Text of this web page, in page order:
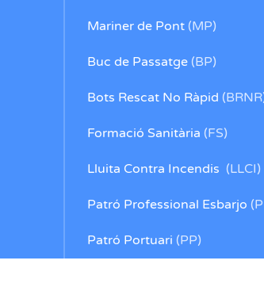
Mariner de Pont (MP)
Buc de Passatge (BP)
Bots Rescat No Ràpid
Formació Sanitària (FS)
Lluita Contra Incendis (LLCI)
Patró Professional Esbarjo
Patró Portuari (PP)